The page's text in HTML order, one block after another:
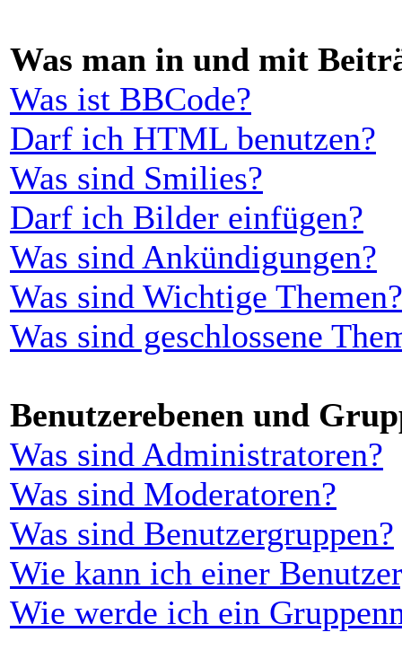
Was man in und mit
Was ist BBCode?
Darf ich HTML benutzen?
Was sind Smilies?
Darf ich Bilder einfügen?
Was sind Ankündigungen?
Was sind Wichtige Themen?
Was sind geschlossene
Benutzerebenen und
Was sind Administratoren?
Was sind Moderatoren?
Was sind Benutzergruppen?
Wie kann ich einer
Wie werde ich ein